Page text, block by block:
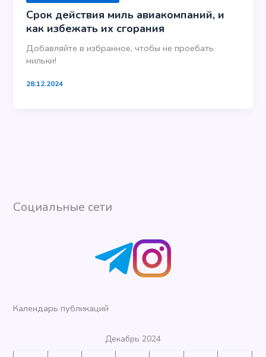
Срок действия миль авиакомпаний, и
как избежать их сгорания
Добавляйте в избранное, чтобы не проебать
мильки!
28.12.2024
Социальные сети
Календарь публикаций
Декабрь 2024